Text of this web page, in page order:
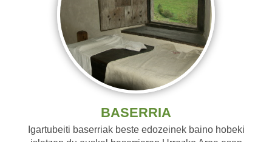
BASERRIA
Igartubeiti baserriak beste edozeinek baino hobeki